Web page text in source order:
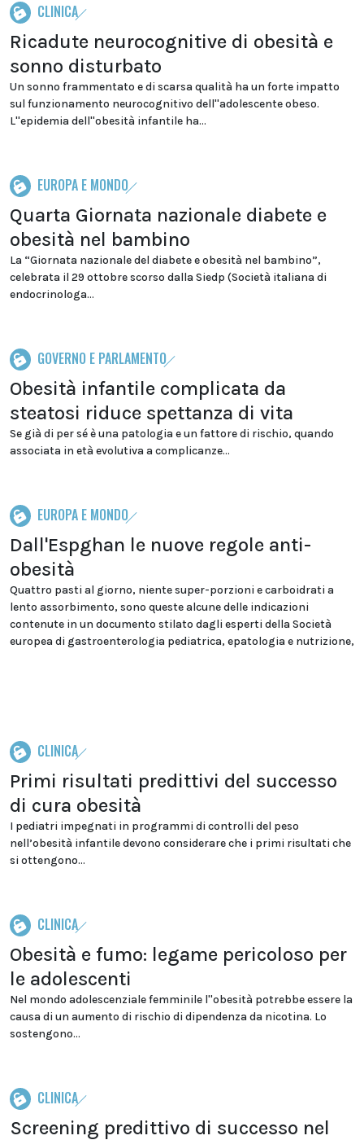
CLINICA
Ricadute neurocognitive di obesità e
sonno disturbato
Un sonno frammentato e di scarsa qualità ha un forte impatto
sul funzionamento neurocognitivo dell''adolescente obeso.
L''epidemia dell''obesità infantile ha...
EUROPA E MONDO
Quarta Giornata nazionale diabete e
obesità nel bambino
La “Giornata nazionale del diabete e obesità nel bambino”,
celebrata il 29 ottobre scorso dalla Siedp (Società italiana di
endocrinologa...
GOVERNO E PARLAMENTO
Obesità infantile complicata da
steatosi riduce spettanza di vita
Se già di per sé è una patologia e un fattore di rischio, quando
associata in età evolutiva a complicanze...
EUROPA E MONDO
Dall'Espghan le nuove regole anti-
obesità
Quattro pasti al giorno, niente super-porzioni e carboidrati a
lento assorbimento, sono queste alcune delle indicazioni
contenute in un documento stilato dagli esperti della Società
europea di gastroenterologia pediatrica, epatologia e nutrizione,
CLINICA
Primi risultati predittivi del successo
di cura obesità
I pediatri impegnati in programmi di controlli del peso
nell’obesità infantile devono considerare che i primi risultati che
si ottengono...
CLINICA
Obesità e fumo: legame pericoloso per
le adolescenti
Nel mondo adolescenziale femminile l''obesità potrebbe essere la
causa di un aumento di rischio di dipendenza da nicotina. Lo
sostengono...
CLINICA
Screening predittivo di successo nel